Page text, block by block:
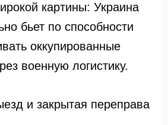
картины: Украина
бьет по способности
оккупированные
военную логистику.
и закрытая переправа